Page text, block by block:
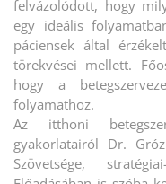
felvázolódott, hogy
egy ideális
páciensek által
törekvései mellett.
hogy a
folyamathoz.
Az itthoni
gyakorlatairól Dr.
Szövetsége,